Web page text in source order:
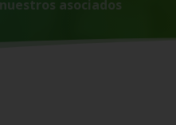
asociados